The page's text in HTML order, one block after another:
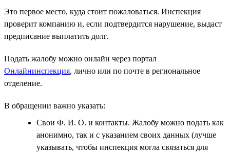
Это первое место, куда стоит пожаловаться. Инспекция
проверит компанию и, если подтвердится нарушение, выдаст
предписание выплатить долг.
Подать жалобу можно онлайн через портал
Онлайнинспекция, лично или по почте в региональное
отделение.
В обращении важно указать:
Свои Ф. И. О. и контакты. Жалобу можно подать как
анонимно, так и с указанием своих данных (лучше
указывать, чтобы инспекция могла связаться для